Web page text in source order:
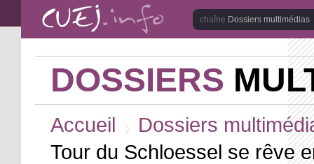
Aller au contenu principal
Dossiers multimédias
DOSSIERS
Accueil
Dossiers
Tour du Schloessel se rêve